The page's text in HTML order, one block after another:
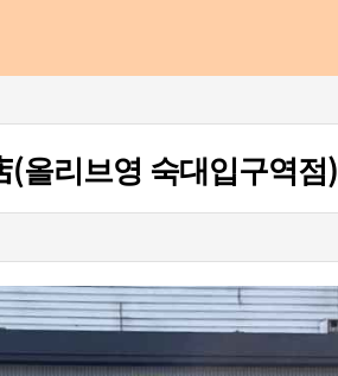
올리브영 숙대입구역점)